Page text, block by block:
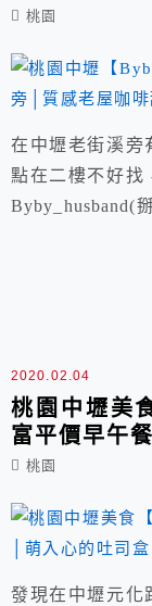
桃園
在中壢老街溪旁
點在二樓不好找
Byby_husband(
Byby_husband
2020.02.04
桃園中壢美
富平價早午
桃園
發現在中壢元化